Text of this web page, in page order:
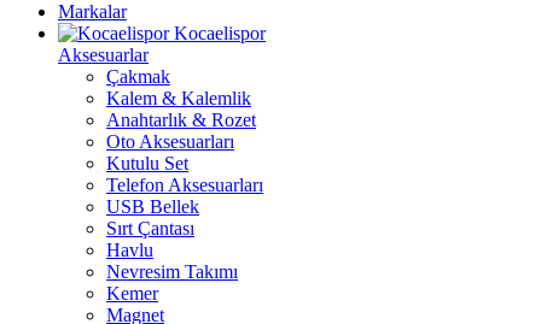
Markalar
Kocaelispor
Aksesuarlar
Çakmak
Kalem & Kalemlik
Anahtarlık & Rozet
Oto Aksesuarları
Kutulu Set
Telefon Aksesuarları
USB Bellek
Sırt Çantası
Havlu
Nevresim Takımı
Kemer
Magnet